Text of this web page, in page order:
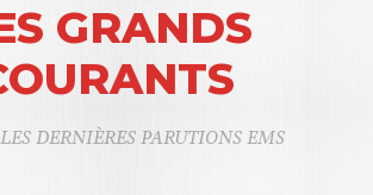
GRANDS
DERNIÈRES PARUTIONS EMS